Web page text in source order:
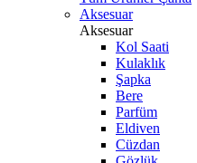
Aksesuar
Aksesuar
Kol Saati
Kulaklık
Şapka
Bere
Parfüm
Eldiven
Cüzdan